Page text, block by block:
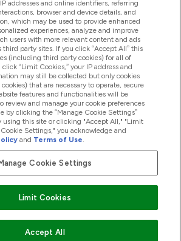
addresses and online identifiers, referring
browser and device details, and
which may be used to provide enhanced
experiences, analyze and improve
users with more relevant content and ads
third party sites. If you click “Accept All” this
(including third party cookies) for all of
“Limit Cookies,” your IP address and
may still be collected but only cookies
that are necessary to operate, secure
features and functionalities will be
review and manage your cookie preferences
by clicking the “Manage Cookie Settings”
using this site or clicking "Accept All," "Limit
Settings," you acknowledge and
and Terms of Use.
Manage Cookie Settings
Limit Cookies
Accept All